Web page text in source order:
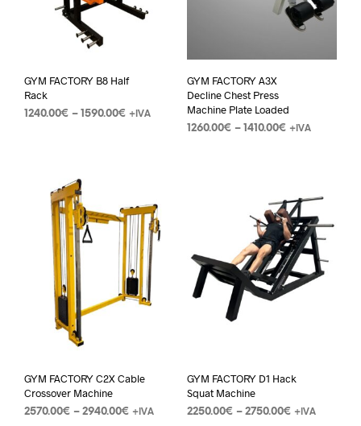
GYM FACTORY B8 Half
Rack
1240.00€ – 1590.00€ +IVA
GYM FACTORY A3X
Decline Chest Press
Machine Plate Loaded
1260.00€ – 1410.00€ +IVA
GYM FACTORY C2X Cable
Crossover Machine
2570.00€ – 2940.00€ +IVA
GYM FACTORY D1 Hack
Squat Machine
2250.00€ – 2750.00€ +IVA